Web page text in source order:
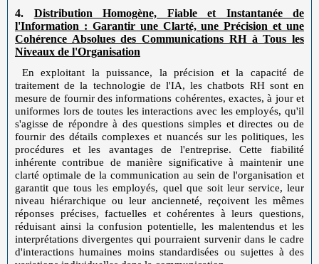
4. Distribution Homogène, Fiable et Instantanée de
l'Information : Garantir une Clarté, une Précision et une
Cohérence Absolues des Communications RH à Tous les
Niveaux de l'Organisation
En exploitant la puissance, la précision et la capacité de
traitement de la technologie de l'IA, les chatbots RH sont en
mesure de fournir des informations cohérentes, exactes, à jour et
uniformes lors de toutes les interactions avec les employés, qu'il
s'agisse de répondre à des questions simples et directes ou de
fournir des détails complexes et nuancés sur les politiques, les
procédures et les avantages de l'entreprise. Cette fiabilité
inhérente contribue de manière significative à maintenir une
clarté optimale de la communication au sein de l'organisation et
garantit que tous les employés, quel que soit leur service, leur
niveau hiérarchique ou leur ancienneté, reçoivent les mêmes
réponses précises, factuelles et cohérentes à leurs questions,
réduisant ainsi la confusion potentielle, les malentendus et les
interprétations divergentes qui pourraient survenir dans le cadre
d'interactions humaines moins standardisées ou sujettes à des